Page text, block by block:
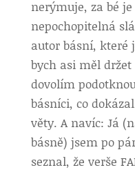
nerýmuje, za bé
nepochopitelná
autor básní, které
bych asi měl
dovolím
básníci, co
věty. A navíc: Já
básně) jsem po
seznal, že verše